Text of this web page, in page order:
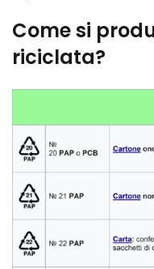
Come si
riciclata?